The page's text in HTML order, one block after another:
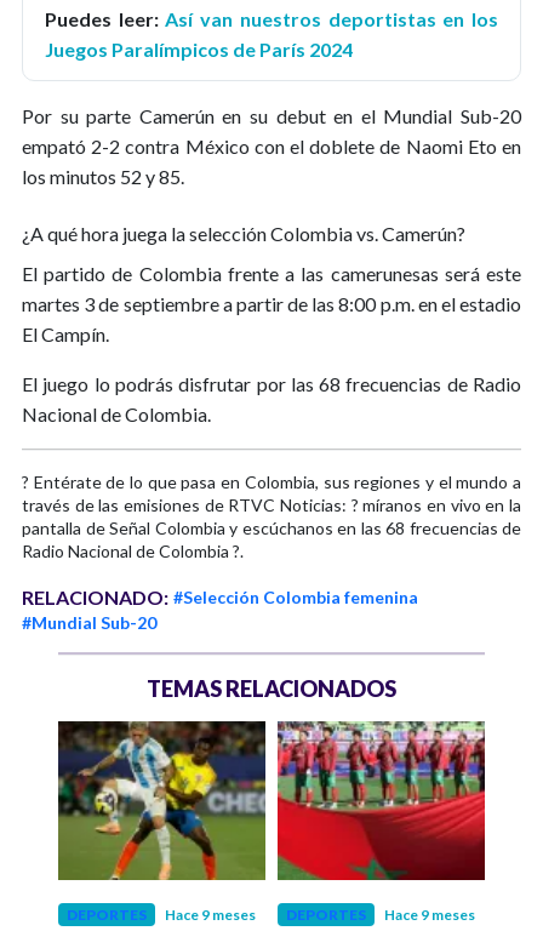
Puedes leer:Así van nuestros deportistas en los
Juegos Paralímpicos de París 2024
Por su parte Camerún en su debut en el Mundial Sub-20
empató 2-2 contra México con el doblete de Naomi Eto en
los minutos 52 y 85.
¿A qué hora juega la selección Colombia vs. Camerún?
El partido de Colombia frente a las camerunesas será este
martes 3 de septiembre a partir de las 8:00 p.m. en el estadio
El Campín.
El juego lo podrás disfrutar por las 68 frecuencias de Radio
Nacional de Colombia.
? Entérate de lo que pasa en Colombia, sus regiones y el mundo a
través de las emisiones de RTVC Noticias: ? míranos en vivo en la
pantalla de Señal Colombia y escúchanos en las 68 frecuencias de
Radio Nacional de Colombia ?.
RELACIONADO: #Selección Colombia femenina
#Mundial Sub-20
TEMAS RELACIONADOS
DEPORTES Hace 9 meses DEPORTES Hace 9 meses